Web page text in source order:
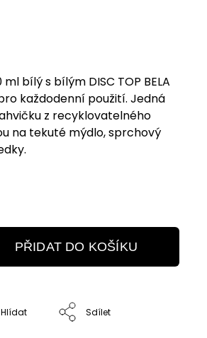
bílý s bílým DISC TOP BELA
každodenní použití. Jedná
z recyklovatelného
na tekuté mýdlo, sprchový
PŘIDAT DO KOŠÍKU
Hlídat Sdílet